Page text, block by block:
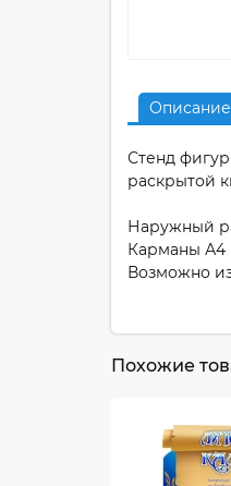
Описание
Стенд
раскрытой
Наружный
Карманы А4
Возможно
Похожие